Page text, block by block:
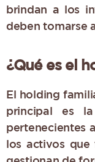
brindan a los
deben tomarse
¿Qué es el
El holding
principal es
pertenecientes
los activos